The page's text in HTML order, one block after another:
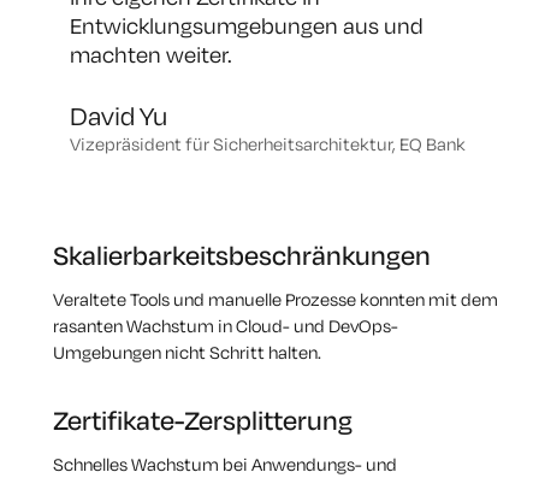
Entwicklungsumgebungen aus und
machten weiter.
David Yu
Vizepräsident für Sicherheitsarchitektur, EQ Bank
Skalierbarkeitsbeschränkungen
Veraltete Tools und manuelle Prozesse konnten mit dem
rasanten Wachstum in Cloud- und DevOps-
Umgebungen nicht Schritt halten.
Zertifikate-Zersplitterung
Schnelles Wachstum bei Anwendungs- und